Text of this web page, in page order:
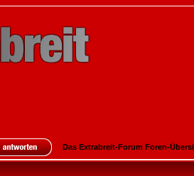
Das Extrabreit-Forum Foren-